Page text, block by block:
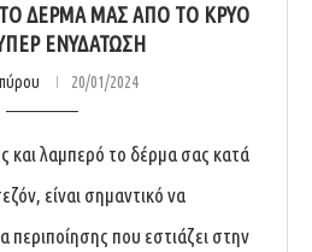
ΔΕΡΜΑ ΜΑΣ ΑΠΟ ΤΟ ΚΡΥΟ
ΕΝΥΔΑΤΩΣΗ
20/01/2024
και λαμπερό το δέρμα σας κατά
είναι σημαντικό να
περιποίησης που εστιάζει στην